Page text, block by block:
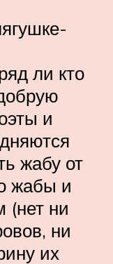
ли кто
и
жабу от
жабы и
(нет ни
ни
их